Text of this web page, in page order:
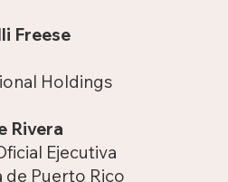
Freese
Holdings
Rivera
Ejecutiva
de Puerto Rico